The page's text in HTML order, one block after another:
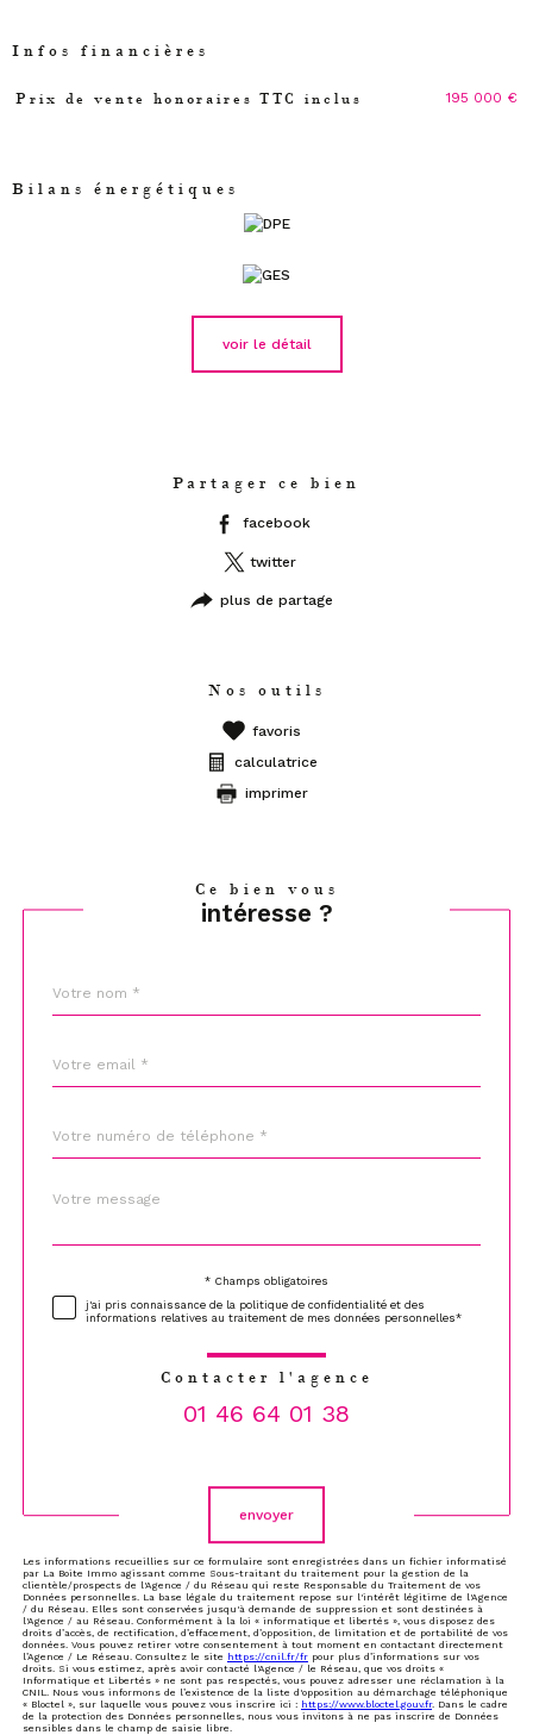
Infos financières
Caractéristiques Valeurs
Prix de vente honoraires TTC inclus 195 000 €
Bilans énergétiques
voir le détail
Partager ce bien
facebook
twitter
plus de partage
Nos outils
favoris
calculatrice
imprimer
Ce bien vous
intéresse ?
par
*
*
*
Fieldset
Message
*
* Champs obligatoires
j'ai pris connaissance de la politique de confidentialité et des
informations relatives au traitement de mes données personnelles*
Contacter l'agence
01 46 64 01 38
envoyer
Les informations recueillies sur ce formulaire sont enregistrées dans un fichier informatisé
par La Boite Immo agissant comme Sous-traitant du traitement pour la gestion de la
clientèle/prospects de l'Agence / du Réseau qui reste Responsable du Traitement de vos
Données personnelles. La base légale du traitement repose sur l'intérêt légitime de l'Agence
/ du Réseau. Elles sont conservées jusqu'à demande de suppression et sont destinées à
l'Agence / au Réseau. Conformément à la loi « informatique et libertés », vous disposez des
droits d’accès, de rectification, d’effacement, d’opposition, de limitation et de portabilité de vos
données. Vous pouvez retirer votre consentement à tout moment en contactant directement
l’Agence / Le Réseau. Consultez le site https://cnil.fr/fr pour plus d’informations sur vos
droits. Si vous estimez, après avoir contacté l'Agence / le Réseau, que vos droits «
Informatique et Libertés » ne sont pas respectés, vous pouvez adresser une réclamation à la
CNIL. Nous vous informons de l’existence de la liste d'opposition au démarchage téléphonique
« Bloctel », sur laquelle vous pouvez vous inscrire ici : https://www.bloctel.gouv.fr. Dans le cadre
de la protection des Données personnelles, nous vous invitons à ne pas inscrire de Données
sensibles dans le champ de saisie libre.